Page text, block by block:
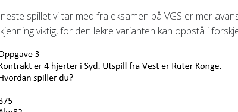
spillet vi tar med fra eksamen på VGS er mer
viktig, for den lekre varianten kan oppstå i